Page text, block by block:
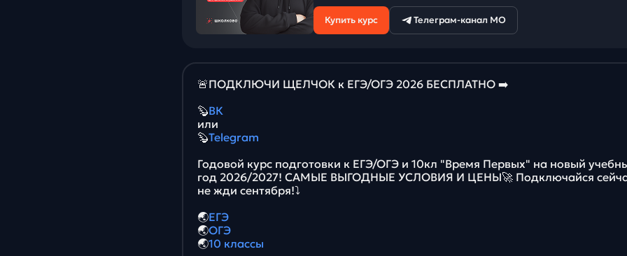
Купить курс Телеграм-канал МО
🚨ПОДКЛЮЧИ ЩЕЛЧОК к ЕГЭ/ОГЭ 2026 БЕСПЛАТНО ➡️
🦫ВК
или
🦫Telegram
Годовой курс подготовки к ЕГЭ/ОГЭ и 10кл "Время Первых" на новый
год 2026/2027! САМЫЕ ВЫГОДНЫЕ УСЛОВИЯ И ЦЕНЫ🚀 Подключайся
не жди сентября!⤵️
🌏ЕГЭ
🌏ОГЭ
🌏10 классы